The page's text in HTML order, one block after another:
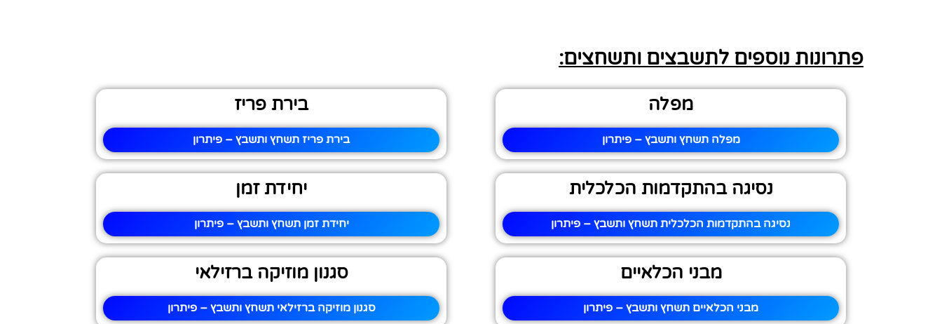
פתרונות נוספים לתשבצים ותשחצים:
מפלה
מפלה תשחץ ותשבץ – פיתרון
בירת פריז
בירת פריז תשחץ ותשבץ – פיתרון
נסיגה בהתקדמות הכלכלית
נסיגה בהתקדמות הכלכלית תשחץ ותשבץ – פיתרון
יחידת זמן
יחידת זמן תשחץ ותשבץ – פיתרון
מבני הכלאיים
מבני הכלאיים תשחץ ותשבץ – פיתרון
סגנון מוזיקה ברזילאי
סגנון מוזיקה ברזילאי תשחץ ותשבץ – פיתרון